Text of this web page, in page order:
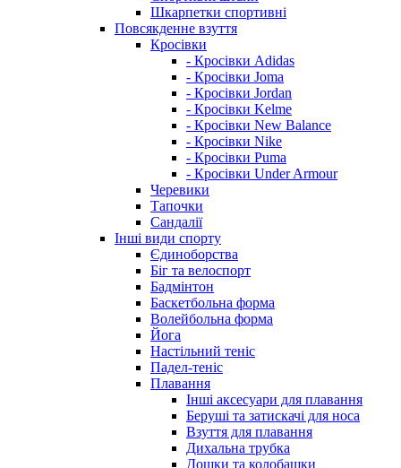
Шкарпетки спортивні
Повсякденне взуття
Кросівки
- Кросівки Adidas
- Кросівки Joma
- Кросівки Jordan
- Кросівки Kelme
- Кросівки New Balance
- Кросівки Nike
- Кросівки Puma
- Кросівки Under Armour
Черевики
Тапочки
Сандалії
Інші види спорту
Єдиноборства
Біг та велоспорт
Бадмінтон
Баскетбольна форма
Волейбольна форма
Йога
Настільний теніс
Падел-теніс
Плавання
Інші аксесуари для плавання
Беруші та затискачі для носа
Взуття для плавання
Дихальна трубка
Дошки та колобашки